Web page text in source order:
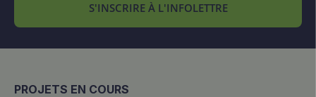
S'INSCRIRE À L'INFOLETTRE
PROJETS EN COURS